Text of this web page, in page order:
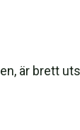
är brett